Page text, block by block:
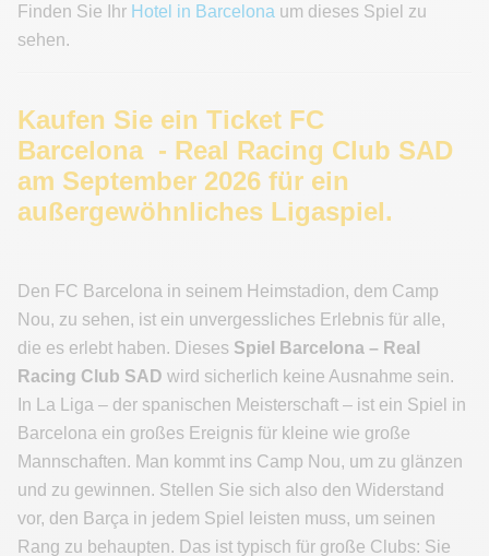
Finden Sie Ihr Hotel in Barcelona um dieses Spiel zu
sehen.
Kaufen Sie ein Ticket FC
Barcelona - Real Racing Club SAD
am September 2026 für ein
außergewöhnliches Ligaspiel.
Den FC Barcelona in seinem Heimstadion, dem Camp
Nou, zu sehen, ist ein unvergessliches Erlebnis für alle,
die es erlebt haben. Dieses Spiel Barcelona – Real
Racing Club SAD wird sicherlich keine Ausnahme sein.
In La Liga – der spanischen Meisterschaft – ist ein Spiel in
Barcelona ein großes Ereignis für kleine wie große
Mannschaften. Man kommt ins Camp Nou, um zu glänzen
und zu gewinnen. Stellen Sie sich also den Widerstand
vor, den Barça in jedem Spiel leisten muss, um seinen
Rang zu behaupten. Das ist typisch für große Clubs: Sie